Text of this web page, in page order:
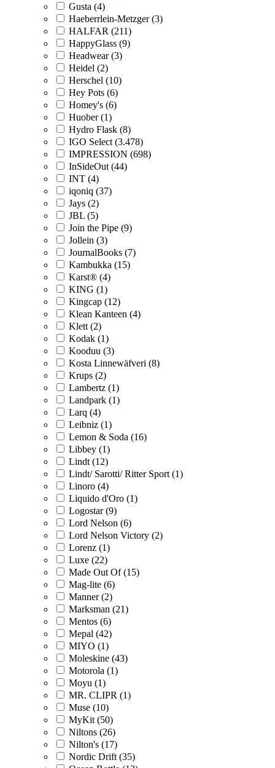
Gusta (4)
Haeberrlein-Metzger (3)
HALFAR (211)
HappyGlass (9)
Headwear (3)
Heidel (2)
Herschel (10)
Hey Pots (6)
Homey's (6)
Huober (1)
Hydro Flask (8)
IGO Select (3.478)
IMPRESSION (698)
InSideOut (44)
INT (4)
iqoniq (37)
Jays (2)
JBL (5)
Join the Pipe (9)
Jollein (3)
JournalBooks (7)
Kambukka (15)
Karst® (4)
KING (1)
Kingcap (12)
Klean Kanteen (4)
Klett (2)
Kodak (1)
Kooduu (3)
Kosta Linnewäfveri (8)
Krups (2)
Lambertz (1)
Landpark (1)
Larq (4)
Leibniz (1)
Lemon & Soda (16)
Libbey (1)
Lindt (12)
Lindt/ Sarotti/ Ritter Sport (1)
Linoro (4)
Liquido d'Oro (1)
Logostar (9)
Lord Nelson (6)
Lord Nelson Victory (2)
Lorenz (1)
Luxe (22)
Made Out Of (15)
Mag-lite (6)
Manner (2)
Marksman (21)
Mentos (6)
Mepal (42)
MIYO (1)
Moleskine (43)
Motorola (1)
Moyu (1)
MR. CLIPR (1)
Muse (10)
MyKit (50)
Niltons (26)
Nilton's (17)
Nordic Drift (35)